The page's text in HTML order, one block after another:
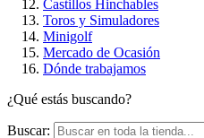
Castillos Hinchables
Toros y Simuladores
Minigolf
Mercado de Ocasión
Dónde trabajamos
¿Qué estás buscando?
Buscar: